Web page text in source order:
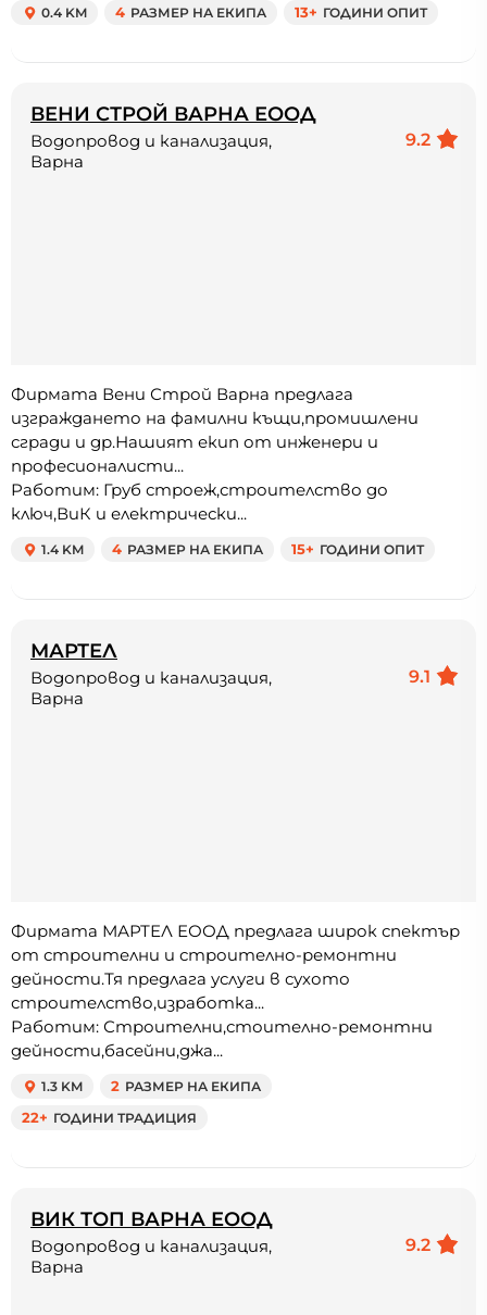
0.4 KM 4 РАЗМЕР НА ЕКИПА 13+ ГОДИНИ ОПИТ
ВЕНИ СТРОЙ ВАРНА ЕООД
9.2
Водопровод и канализация,
Варна
Фирмата Вени Строй Варна предлага
изграждането на фамилни къщи,промишлени
сгради и др.Нашият екип от инженери и
професионалисти...
Работим: Груб строеж,строителство до
ключ,ВиК и електрически...
1.4 KM 4 РАЗМЕР НА ЕКИПА 15+ ГОДИНИ ОПИТ
МАРТЕЛ
9.1
Водопровод и канализация,
Варна
Фирмата МАРТЕЛ ЕООД предлага широк спектър
от строителни и строително-ремонтни
дейности.Тя предлага услуги в сухото
строителство,изработка...
Работим: Строителни,стоително-ремонтни
дейности,басейни,джа...
1.3 KM 2 РАЗМЕР НА ЕКИПА
22+ ГОДИНИ ТРАДИЦИЯ
ВИК ТОП ВАРНА ЕООД
9.2
Водопровод и канализация,
Варна